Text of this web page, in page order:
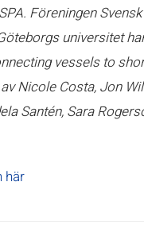
Föreningen
universitet
vessels to
Nicole Costa, Jon
Santén, Sara
här